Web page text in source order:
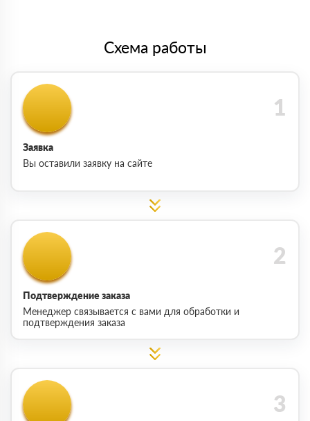
Схема работы
Заявка
Вы оставили заявку на сайте
Подтверждение заказа
Менеджер связывается с вами для обработки и
подтверждения заказа